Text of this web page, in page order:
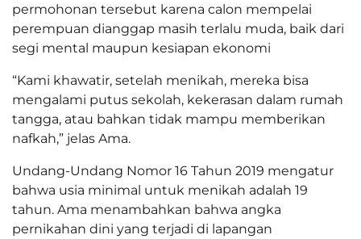
permohonan tersebut karena calon mempelai
perempuan dianggap masih terlalu muda, baik dari
segi mental maupun kesiapan ekonomi
“Kami khawatir, setelah menikah, mereka bisa
mengalami putus sekolah, kekerasan dalam rumah
tangga, atau bahkan tidak mampu memberikan
nafkah,” jelas Ama.
Undang-Undang Nomor 16 Tahun 2019 mengatur
bahwa usia minimal untuk menikah adalah 19
tahun. Ama menambahkan bahwa angka
pernikahan dini yang terjadi di lapangan